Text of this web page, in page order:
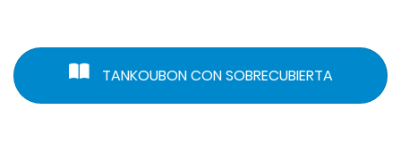
TANKOUBON CON SOBRECUBIERTA